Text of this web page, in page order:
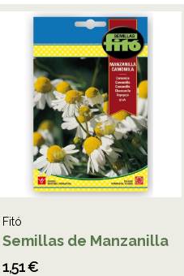
Fitó
Semillas de Manzanilla
1,51 €